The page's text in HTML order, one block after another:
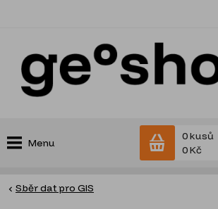
Menu
0 kusů
0 Kč
Sběr dat pro GIS